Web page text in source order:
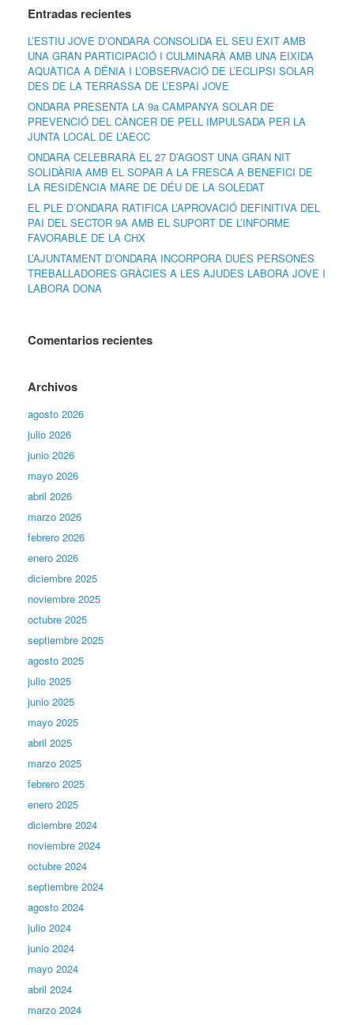
Entradas recientes
L’ESTIU JOVE D’ONDARA CONSOLIDA EL SEU ÈXIT AMB
UNA GRAN PARTICIPACIÓ I CULMINARÀ AMB UNA EIXIDA
AQUÀTICA A DÉNIA I L’OBSERVACIÓ DE L’ECLIPSI SOLAR
DES DE LA TERRASSA DE L’ESPAI JOVE
ONDARA PRESENTA LA 9a CAMPANYA SOLAR DE
PREVENCIÓ DEL CÀNCER DE PELL IMPULSADA PER LA
JUNTA LOCAL DE L’AECC
ONDARA CELEBRARÀ EL 27 D’AGOST UNA GRAN NIT
SOLIDÀRIA AMB EL SOPAR A LA FRESCA A BENEFICI DE
LA RESIDÈNCIA MARE DE DÉU DE LA SOLEDAT
EL PLE D’ONDARA RATIFICA L’APROVACIÓ DEFINITIVA DEL
PAI DEL SECTOR 9A AMB EL SUPORT DE L’INFORME
FAVORABLE DE LA CHX
L’AJUNTAMENT D’ONDARA INCORPORA DUES PERSONES
TREBALLADORES GRÀCIES A LES AJUDES LABORA JOVE I
LABORA DONA
Comentarios recientes
Archivos
agosto 2026
julio 2026
junio 2026
mayo 2026
abril 2026
marzo 2026
febrero 2026
enero 2026
diciembre 2025
noviembre 2025
octubre 2025
septiembre 2025
agosto 2025
julio 2025
junio 2025
mayo 2025
abril 2025
marzo 2025
febrero 2025
enero 2025
diciembre 2024
noviembre 2024
octubre 2024
septiembre 2024
agosto 2024
julio 2024
junio 2024
mayo 2024
abril 2024
marzo 2024